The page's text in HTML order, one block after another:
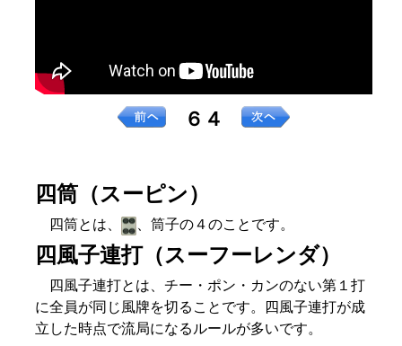
６４
四筒（スーピン）
四筒とは、 、筒子の４のことです。
四風子連打（スーフーレンダ）
四風子連打とは、チー・ポン・カンのない第１打
に全員が同じ風牌を切ることです。四風子連打が成
立した時点で流局になるルールが多いです。